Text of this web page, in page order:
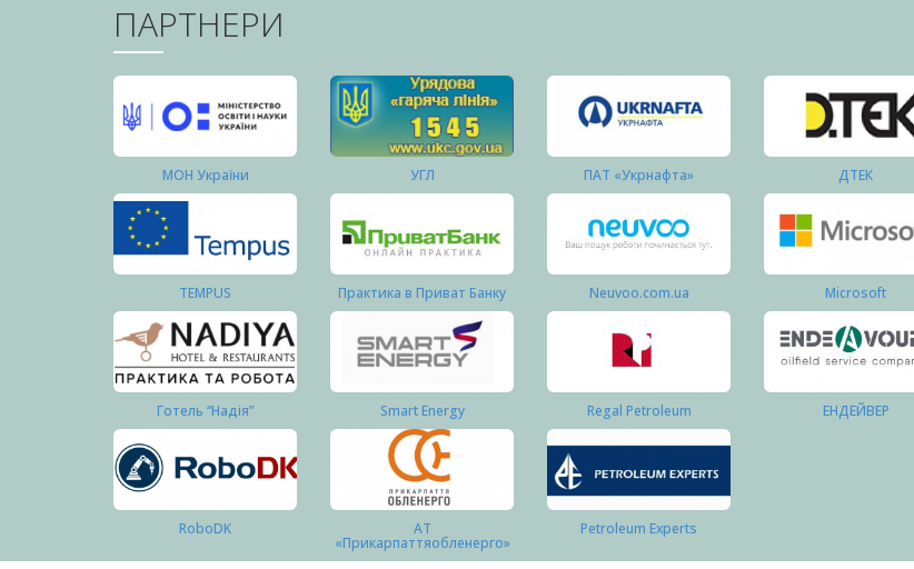
ПАРТНЕРИ
МОН України УГЛ ПАТ «Укрнафта» ДТЕК
TEMPUS Практика в Приват Банку Neuvoo.com.ua Microsoft
Готель “Надія” Smart Energy Regal Petroleum ЕНДЕЙВЕР
RoboDK АТ
«Прикарпаттяобленерго»
Petroleum Experts